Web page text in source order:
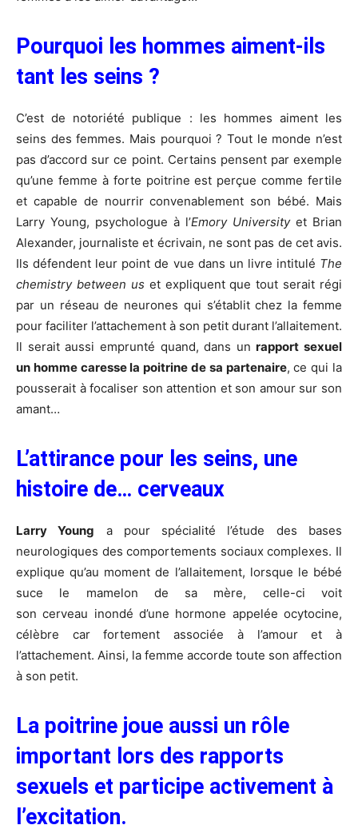
Pourquoi les hommes aiment-ils
tant les seins ?
C’est de notoriété publique : les hommes aiment les
seins des femmes. Mais pourquoi ? Tout le monde n’est
pas d’accord sur ce point. Certains pensent par exemple
qu’une femme à forte poitrine est perçue comme fertile
et capable de nourrir convenablement son bébé. Mais
Larry Young, psychologue à l’Emory Universityet Brian
Alexander, journaliste et écrivain, ne sont pas de cet avis.
Ils défendent leur point de vue dans un livre intitulé The
chemistry between us et expliquent que tout serait régi
par un réseau de neurones qui s’établit chez la femme
pour faciliter l’attachement à son petit durant l’allaitement.
Il serait aussi emprunté quand, dans unrapport sexuel
un homme caresse la poitrine de sa partenaire, ce qui la
pousserait à focaliser son attention et son amour sur son
amant…
L’attirance pour les seins, une
histoire de… cerveaux
Larry Young a pour spécialité l’étude des bases
neurologiques des comportements sociaux complexes. Il
explique qu’au moment de l’allaitement, lorsque le bébé
suce le mamelon de sa mère, celle-ci voit
soncerveau inondé d’une hormone appeléeocytocine,
célèbre car fortement associée à l’amour et à
l’attachement. Ainsi, la femme accorde toute son affection
à son petit.
La poitrine joue aussi un rôle
important lors des rapports
sexuels et participe activement à
l’excitation.